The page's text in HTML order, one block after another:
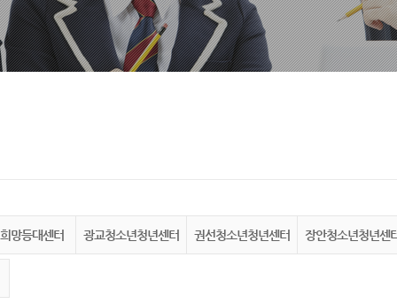
희망등대센터 광교청소년청년센터 권선청소년청년센터 장안청소년청년센